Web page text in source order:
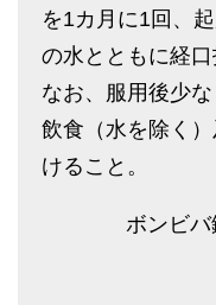
を1カ月に1回、
の水とともに経口
なお、服用後少
飲食（水を除く
けること。
ボンビ